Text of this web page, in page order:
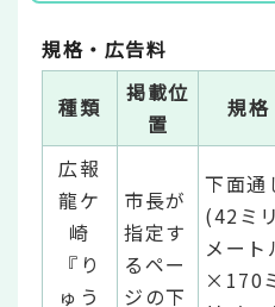
規格・広告料
種類
掲載位
置
規格
広報
龍ケ
崎
『り
ゅう
市長が
指定す
るペー
ジの下
下面通
(42ミリ
メート
×170